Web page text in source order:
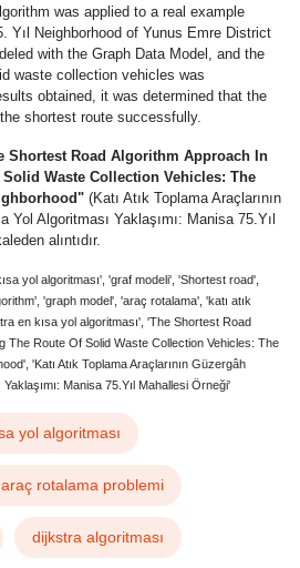
was applied to a real example
Yıl Neighborhood of Yunus Emre District
with the Graph Data Model, and the
waste collection vehicles was
obtained, it was determined that the
shortest route successfully.
Shortest Road Algorithm Approach In
Waste Collection Vehicles: The
(Katı Atık Toplama Araçlarının
Yol Algoritması Yaklaşımı: Manisa 75.Yıl
alıntıdır.
yol algoritması', 'graf modeli', 'Shortest road',
'graph model', 'araç rotalama', 'katı atık
en kısa yol algoritması', 'The Shortest Road
The Route Of Solid Waste Collection Vehicles: The
'Katı Atık Toplama Araçlarının Güzergâh
Manisa 75.Yıl Mahallesi Örneği'
yol algoritması
araç rotalama problemi
dijkstra algoritması